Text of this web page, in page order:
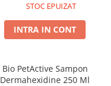
STOC EPUIZAT
INTRA IN CONT
Bio PetActive Sampon
Dermahexidine 250 Ml